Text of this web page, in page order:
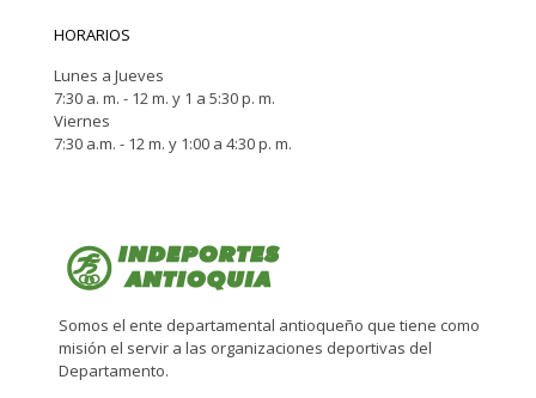
HORARIOS
Lunes a Jueves
7:30 a. m. - 12 m. y 1 a 5:30 p. m.
Viernes
7:30 a.m. - 12 m. y 1:00 a 4:30 p. m.
Somos el ente departamental antioqueño que tiene como
misión el servir a las organizaciones deportivas del
Departamento.